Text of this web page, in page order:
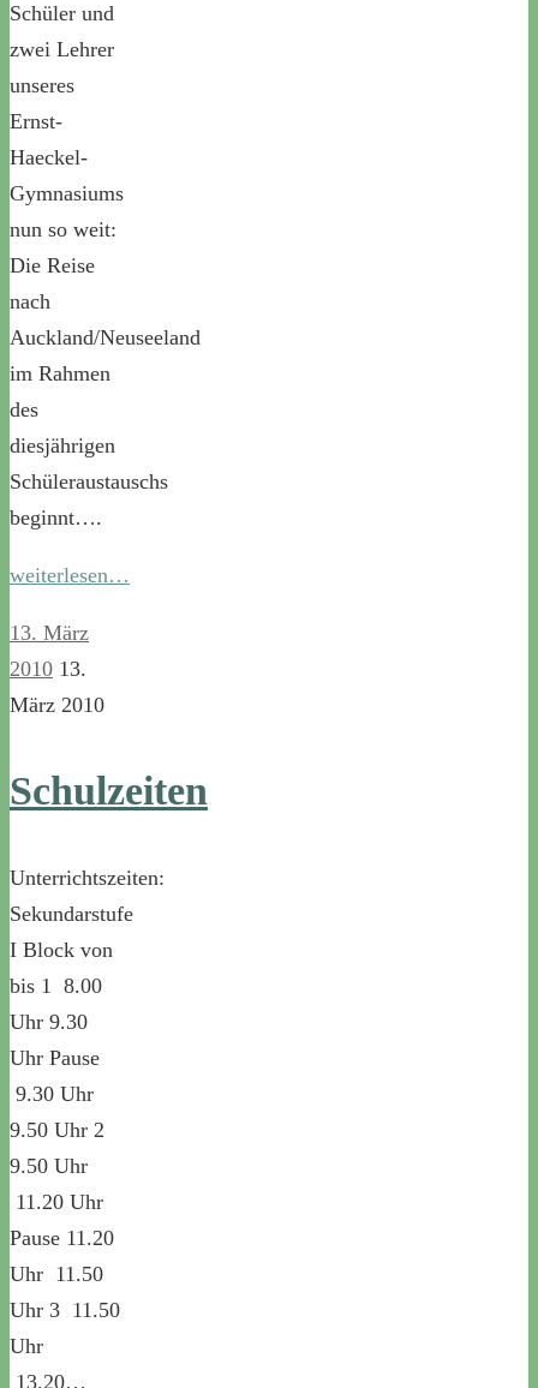
Schüler und
zwei Lehrer
unseres
Ernst-
Haeckel-
Gymnasiums
nun so weit:
Die Reise
nach
Auckland/Neuseeland
im Rahmen
des
diesjährigen
Schüleraustauschs
beginnt….
weiterlesen…
13. März
2010 13.
März 2010
Schulzeiten
Unterrichtszeiten:
Sekundarstufe
I Block von
bis 1 8.00
Uhr 9.30
Uhr Pause
9.30 Uhr
9.50 Uhr 2
9.50 Uhr
11.20 Uhr
Pause 11.20
Uhr 11.50
Uhr 3 11.50
Uhr
13.20…